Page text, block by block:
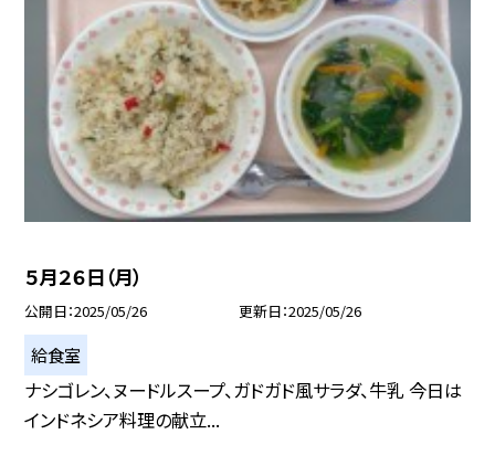
５月２６日（月）
公開日 2025/05/26 更新日 2025/05/26
給食室
ナシゴレン、ヌードルスープ、ガドガド風サラダ、牛乳 今日は
インドネシア料理の献立...